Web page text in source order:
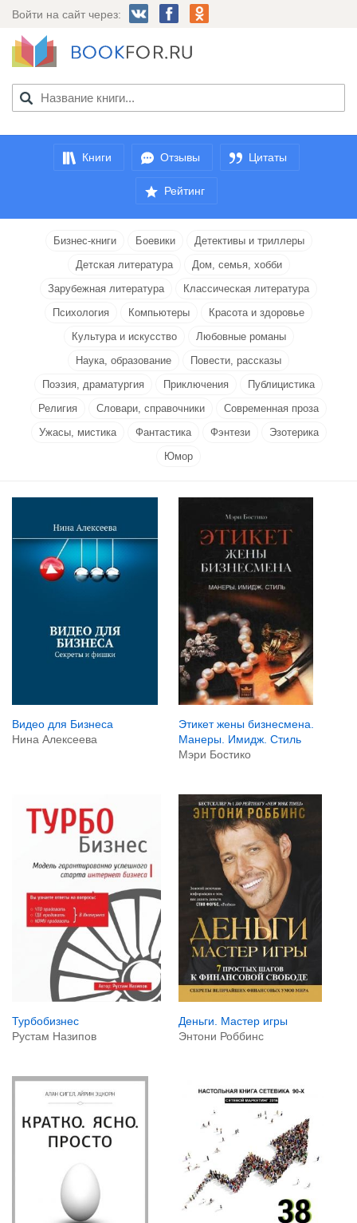
Войти на сайт через:
Книги Отзывы Цитаты
Рейтинг
Бизнес-книги Боевики
Детективы и триллеры
Детская литература
Дом, семья, хобби
Зарубежная литература
Классическая литература
Психология
Компьютеры
Красота и здоровье
Культура и искусство
Любовные романы
Наука, образование
Повести, рассказы
Поэзия, драматургия
Приключения
Публицистика
Религия
Словари, справочники
Современная проза
Ужасы, мистика
Фантастика Фэнтези
Эзотерика
Юмор
Видео для Бизнеса
Нина Алексеева
Этикет жены бизнесмена.
Манеры. Имидж. Стиль
Мэри Бостико
Турбобизнес
Рустам Назипов
Деньги. Мастер игры
Энтони Роббинс